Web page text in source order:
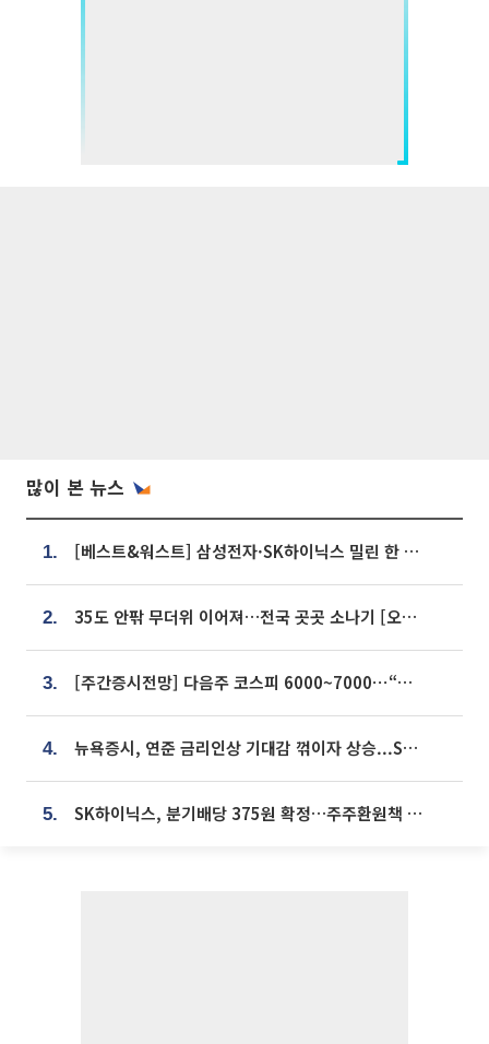
많이 본 뉴스
1. [베스트&워스트] 삼성전자·SK하이닉스 밀린 한 주…상상인증권은 85% 급등
2. 35도 안팎 무더위 이어져…전국 곳곳 소나기 [오늘 날씨]
3. [주간증시전망] 다음주 코스피 6000~7000⋯“外人 수급은 정책이 변수”
4. 뉴욕증시, 연준 금리인상 기대감 꺾이자 상승...S&P500 사상 최고치 [종합]
5. SK하이닉스, 분기배당 375원 확정…주주환원책 9월로 앞당겨 발표